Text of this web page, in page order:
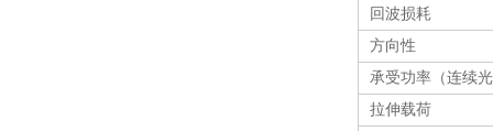
回波损耗
方向性
承受功率（连续
拉伸载荷